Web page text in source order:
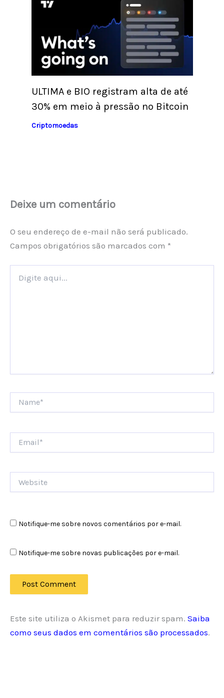
ULTIMA e BIO registram alta de até
30% em meio à pressão no Bitcoin
Criptomoedas
Deixe um comentário
O seu endereço de e-mail não será publicado.
Campos obrigatórios são marcados com *
aqui...
Notifique-me sobre novos comentários por e-mail.
Notifique-me sobre novas publicações por e-mail.
Este site utiliza o Akismet para reduzir spam. Saiba
como seus dados em comentários são processados.